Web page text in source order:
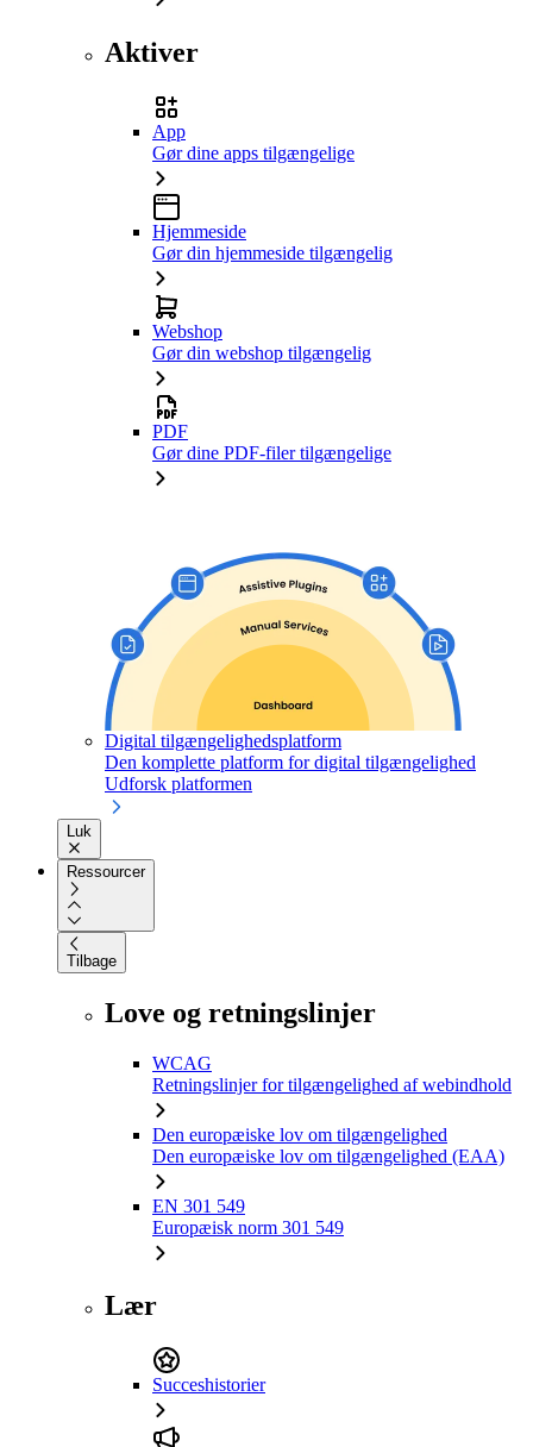
Aktiver
App
Gør dine apps tilgængelige
Hjemmeside
Gør din hjemmeside tilgængelig
Webshop
Gør din webshop tilgængelig
PDF
Gør dine PDF-filer tilgængelige
Digital tilgængelighedsplatform
Den komplette platform for digital tilgængelighed
Udforsk platformen
Luk
Ressourcer
Tilbage
Love og retningslinjer
WCAG
Retningslinjer for tilgængelighed af webindhold
Den europæiske lov om tilgængelighed
Den europæiske lov om tilgængelighed (EAA)
EN 301 549
Europæisk norm 301 549
Lær
Succeshistorier